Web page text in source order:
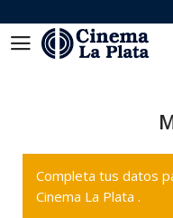
Completa tus datos
Cinema La Plata .